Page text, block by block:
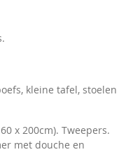
kleine tafel, stoelen
x 200cm). Tweepers.
met douche en